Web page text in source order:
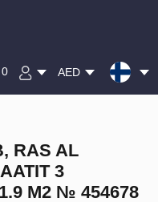
0 AED
RAS AL
3
M2 № 454678